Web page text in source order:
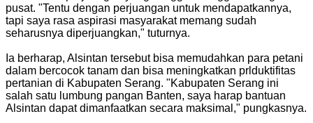
pusat. "Tentu dengan perjuangan untuk mendapatkannya,
tapi saya rasa aspirasi masyarakat memang sudah
seharusnya diperjuangkan," tuturnya.
Ia berharap, Alsintan tersebut bisa memudahkan para petani
dalam bercocok tanam dan bisa meningkatkan prlduktifitas
pertanian di Kabupaten Serang. "Kabupaten Serang ini
salah satu lumbung pangan Banten, saya harap bantuan
Alsintan dapat dimanfaatkan secara maksimal," pungkasnya.